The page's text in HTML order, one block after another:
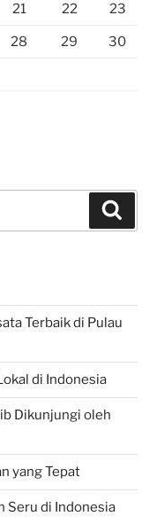
21 22 23
28 29 30
Terbaik di Pulau
di Indonesia
Dikunjungi oleh
yang Tepat
Seru di Indonesia